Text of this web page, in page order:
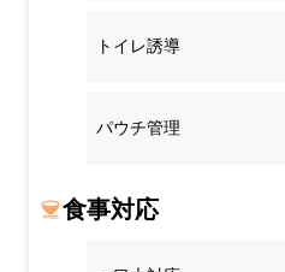
トイレ誘導
パウチ管理
食事対応